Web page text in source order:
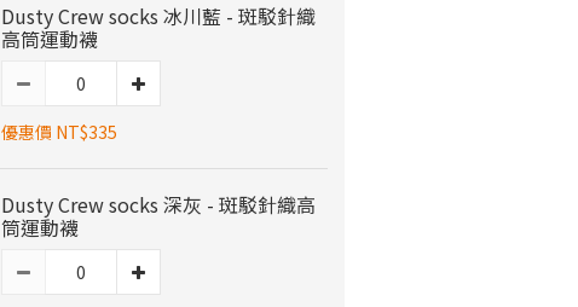
Dusty Crew socks 冰川藍 - 斑駁針織
高筒運動襪
優惠價 NT$335
Dusty Crew socks 深灰 - 斑駁針織高
筒運動襪